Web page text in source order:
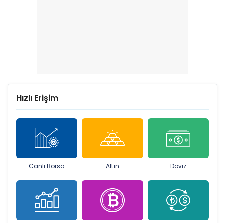
Hızlı Erişim
Canlı Borsa Altın Döviz